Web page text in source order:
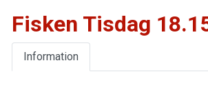
Fisken Tisdag
Information